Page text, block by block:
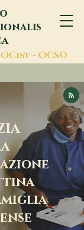
OCist - OCSO